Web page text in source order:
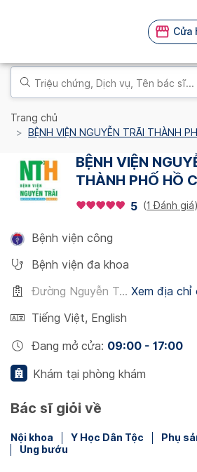
Cửa
Trang chủ
BỆNH VIỆN NGUYỄN TRÃI THÀNH
BỆNH VIỆN
THÀNH PHỐ HỒ
5 (1 Đánh giá)
Bệnh viện công
Bệnh viện đa khoa
Đường Nguyễn T... Xem địa chỉ
Tiếng Việt, English
Đang mở cửa: 09:00 - 17:00
Khám tại phòng khám
Bác sĩ giỏi về
Nội khoa Y Học Dân Tộc Phụ
Ung bướu